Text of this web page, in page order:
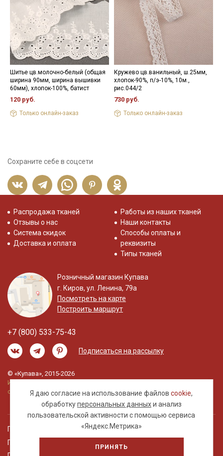
Шитье цв.молочно-белый (общая
ширина 90мм, ширина вышивки
60мм), хлопок-100%, батист
120 руб.
Только онлайн-заказ
Кружево цв.ванильный, ш.25мм,
хлопок-90%, п/э-10%, 10м.,
рис.044/2
730 руб.
Только онлайн-заказ
Сохраните себе в соцсети
Я даю согласие на использование файловcookie,
обработкуперсональных данныхи анализ
пользовательской активности с помощью сервиса
«Яндекс.Метрика»
ПРИНЯТЬ
Распродажа тканей
Отзывы о нас
Система скидок
Доставка и оплата
Работы из наших тканей
Наши контакты
Способы оплаты и
реквизиты
Типы тканей
Розничный магазин Купава
г. Киров, ул. Ленина, 79а
Посмотреть на карте
Построить маршрут
+7 (800) 533-75-43
Подписаться на рассылку
© «Купава», 2015-2026
Информация на сайте не является публичной
офертой.
Правовая информация
Политика обработки персональных данных